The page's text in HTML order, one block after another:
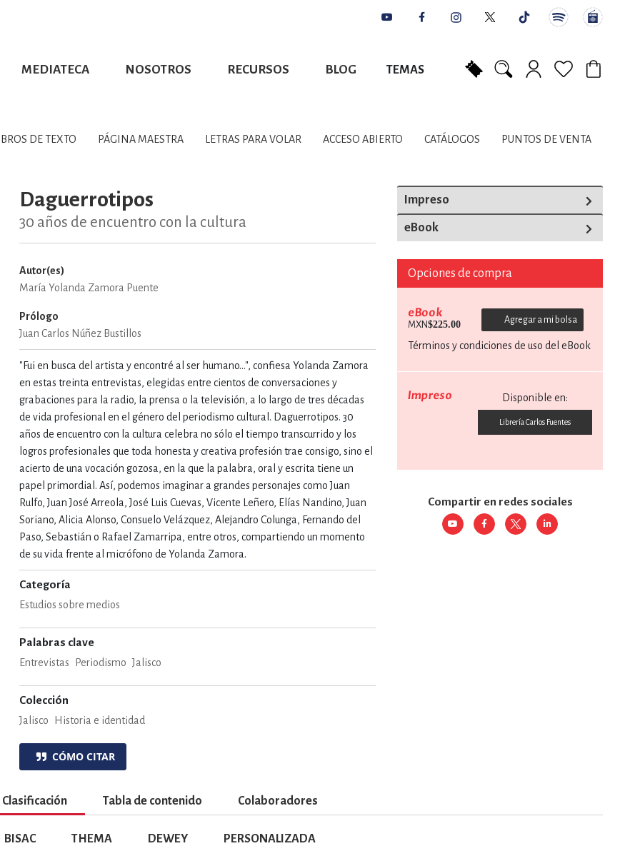
MEDIATECA NOSOTROS RECURSOS BLOG TEMAS
LITERATURA Y ESTUDIOS LITERARIOS
GEOGRAFÍA, MEDIOAMBIENTE, PLANIFICACIÓN
COMPUTACIÓN E INFORMÁTICA
Y MATERIAS INTERDISCIPLINARES
DE OCIO AL AIRE LIBRE DERECHO
FINANZAS, EMPRESA Y GESTIÓN
Y OCIO FICCIÓN Y TEMAS AFINES
RELIGIÓN HISTORIA Y ARQUEOLOGÍA
Y DIDÁCTICOS
MEDICINA, ENFERMERÍA, VETERINARIA
LIBROS DE CÓMICS, DIBUJOS ANIMADOS
Y DESARROLLO PERSONAL
SOCIEDAD Y CIENCIAS SOCIALES
DE TEXTO PÁGINA MAESTRA LETRAS PARA VOLAR ACCESO ABIERTO CATÁLOGOS PUNTOS DE VENTA
Daguerrotipos
30 años de encuentro con la cultura
Autor(es)
María Yolanda Zamora Puente
Prólogo
Juan Carlos Núñez Bustillos
"Fui en busca del artista y encontré al ser humano...", confiesa Yolanda Zamora
en estas treinta entrevistas, elegidas entre cientos de conversaciones y
grabaciones para la radio, la prensa o la televisión, a lo largo de tres décadas
de vida profesional en el género del periodismo cultural. Daguerrotipos. 30
años de encuentro con la cultura celebra no sólo el tiempo transcurrido y los
logros profesionales que toda honesta y creativa profesión trae consigo, sino el
acierto de una vocación gozosa, en la que la palabra, oral y escrita tiene un
papel primordial. Así, podemos imaginar a grandes personajes como Juan
Rulfo, Juan José Arreola, José Luis Cuevas, Vicente Leñero, Elías Nandino, Juan
Soriano, Alicia Alonso, Consuelo Velázquez, Alejandro Colunga, Fernando del
Paso, Sebastián o Rafael Zamarripa, entre otros, compartiendo un momento
de su vida frente al micrófono de Yolanda Zamora.
Categoría
Estudios sobre medios
Palabras clave
Entrevistas Periodismo Jalisco
Colección
Jalisco Historia e identidad
CÓMO CITAR
Impreso
eBook
Opciones de compra
eBook
MXN$225.00 Agregar a mi bolsa
Términos y condiciones de uso del eBook
Impreso Disponible en:
Librería Carlos Fuentes
Compartir en redes sociales
Clasificación Tabla de contenido Colaboradores
BISAC THEMA DEWEY PERSONALIZADA